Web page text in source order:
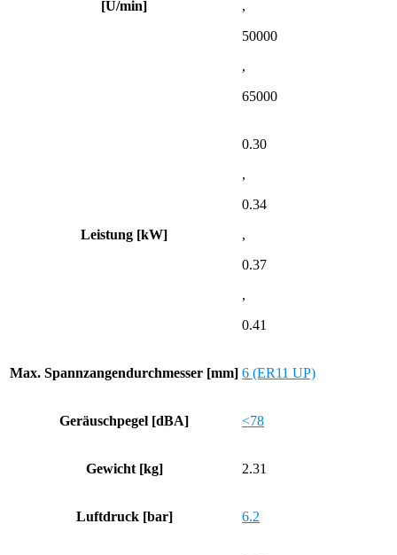
[U/min]
,
50000
,
65000
Leistung [kW]
0.30
,
0.34
,
0.37
,
0.41
Max. Spannzangendurchmesser [mm] 6 (ER11 UP)
Geräuschpegel [dBA] <78
Gewicht [kg] 2.31
Luftdruck [bar] 6.2